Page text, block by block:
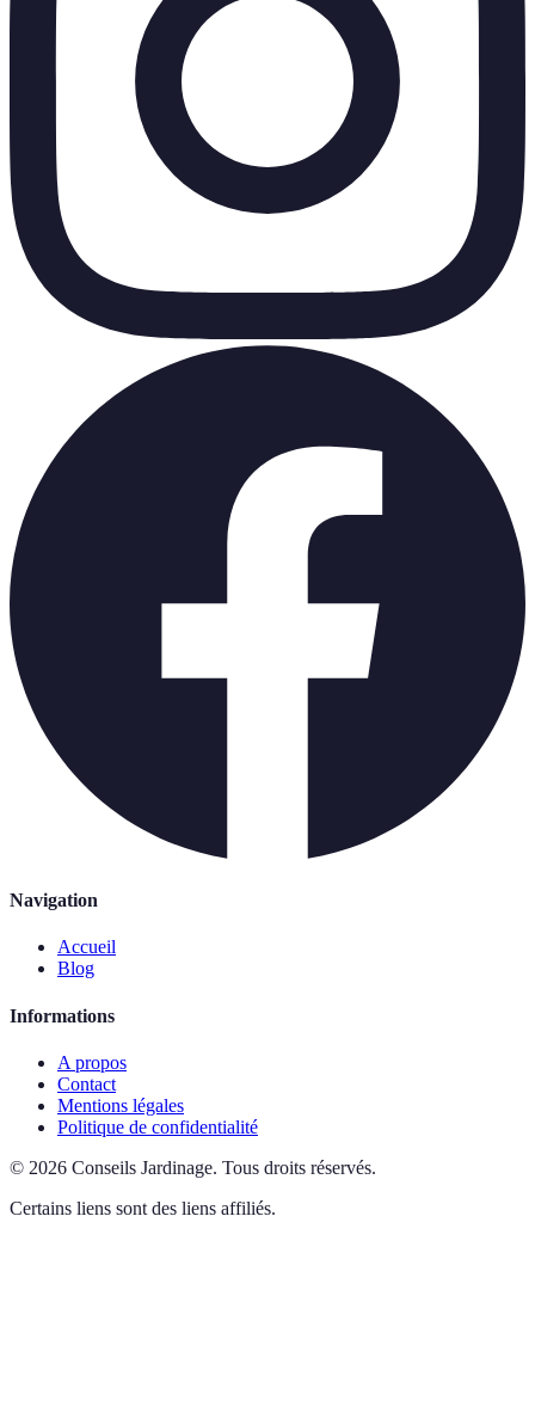
Navigation
Accueil
Blog
Informations
A propos
Contact
Mentions légales
Politique de confidentialité
© 2026 Conseils Jardinage. Tous droits réservés.
Certains liens sont des liens affiliés.